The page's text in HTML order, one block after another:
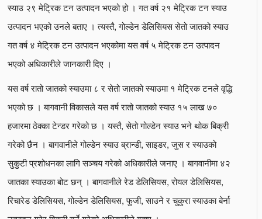
स्याउ २९ मेट्रिक टन उत्पादन भएको हो । गत वर्ष २१ मेट्रिक टन स्याउ
उत्पादन भएको उनले बताए । त्यस्तै, गोल्डेन डेलिसियस सेतो जातको स्याउ
गत वर्ष ४ मेट्रिक टन उत्पादन भएकोमा यस वर्ष ५ मेट्रिक टन उत्पादन
भएको अधिकारीले जानकारी दिए ।
यस वर्ष रातो जातको स्याउमा ८ र सेतो जातको स्याउमा १ मेट्रिक टनले वृद्धि
भएको छ । बागवानी विकासले यस वर्ष रातो जातको स्याउ १५ लाख ७०
हजारमा ठेक्का टेन्डर गरेको छ । यस्तै, सेतो गोल्डेन स्याउ भने थोक बिक्री
गरेको छैन । बागवानीले गोल्डेन स्याउ ब्रान्डी, साइडर, जुस र स्याउको
सुकुटी प्रशोधनका लागि सञ्चय गरेको अधिकारीले जनाए । बागवानीमा ४२
जातका स्याउका बोट छन् । बागवानीले रेड डेलिसियस, रोयल डेलिसियस,
रिचारेड डेलिसियस, गोल्डेन डेलिसियस, फुजी, साउने र चुकुरा स्याउका बेर्ना